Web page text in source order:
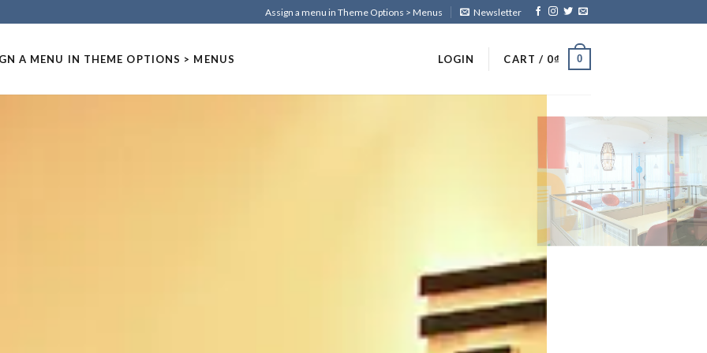
Assign a menu in Theme Options > Menus Newsletter
A MENU IN THEME OPTIONS > MENUS LOGIN CART / 0₫ 0